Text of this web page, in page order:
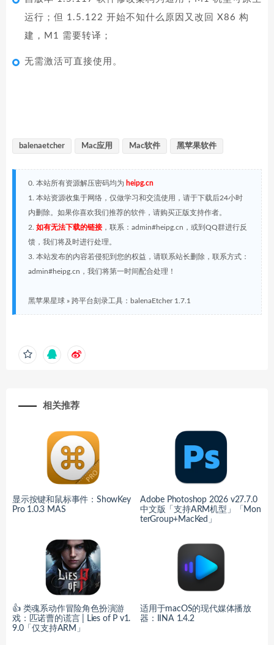
运行；但 1.5.122 开始不知什么原因又改回 X86 构
建，M1 需要转译；
无需激活可直接使用。
balenaetcher Mac应用 Mac软件 黑苹果软件
0. 本站所有资源解压密码均为 heipg.cn
1. 本站资源收集于网络，仅做学习和交流使用，请于下载后24小时
内删除。如果你喜欢我们推荐的软件，请购买正版支持作者。
2. 如有无法下载的链接，联系：admin#heipg.cn，或到QQ群进行反
馈，我们将及时进行处理。
3. 本站发布的内容若侵犯到您的权益，请联系站长删除，联系方式：
admin#heipg.cn，我们将第一时间配合处理！
黑苹果星球 » 跨平台刻录工具：balenaEtcher 1.7.1
相关推荐
显示按键和鼠标事件：ShowKey
Pro 1.0.3 MAS
Adobe Photoshop 2026 v27.7.0
中文版「支持ARM机型」「Mon
terGroup+MacKed」
👍 类魂系动作冒险角色扮演游
戏：匹诺曹的谎言 | Lies of P v1.
9.0「仅支持ARM」
适用于macOS的现代媒体播放
器：IINA 1.4.2